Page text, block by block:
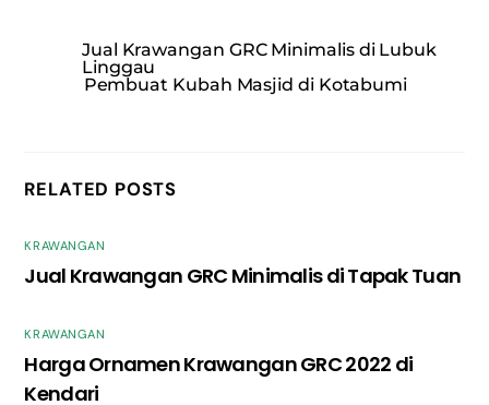
Jual Krawangan GRC Minimalis di Lubuk
Linggau
Pembuat Kubah Masjid di Kotabumi
RELATED POSTS
KRAWANGAN
Jual Krawangan GRC Minimalis di Tapak Tuan
KRAWANGAN
Harga Ornamen Krawangan GRC 2022 di
Kendari